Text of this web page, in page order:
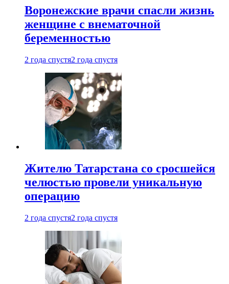
Воронежские врачи спасли жизнь
женщине с внематочной
беременностью
2 года спустя2 года спустя
Жителю Татарстана со сросшейся
челюстью провели уникальную
операцию
2 года спустя2 года спустя